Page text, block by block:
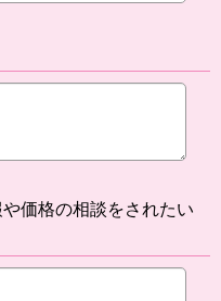
価格の相談をされたい